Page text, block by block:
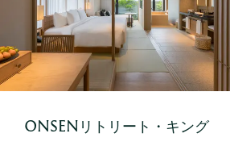
ONSENリトリート・キング